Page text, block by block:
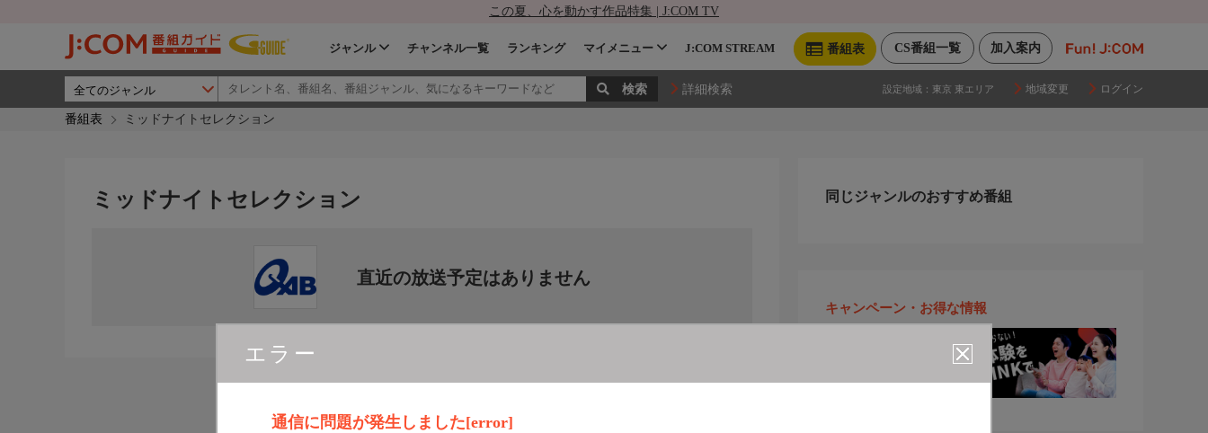
この夏、心を動かす作品特集 | J:COM TV
加入案内
CS番組一覧
番組表
ジャンル チャンネル一覧 ランキング マイメニュー J:COM STREAM
詳細検索 設定地域： 東京 東エリア 地域変更 ログイン
番組表 ミッドナイトセレクション
エラー
通信に問題が発生しました[error]
ミッドナイトセレクション
直近の放送予定はありません
同じジャンルのおすすめ番組
キャンペーン・お得な情報